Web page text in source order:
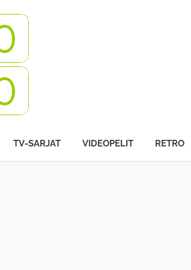
TV-SARJAT VIDEOPELIT RETRO